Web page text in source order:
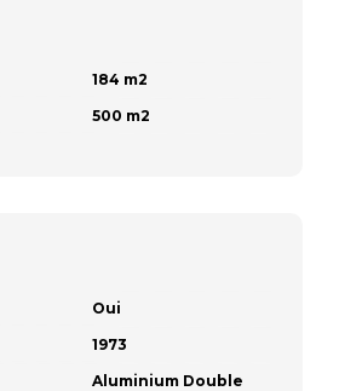
184 m2
500 m2
Oui
1973
Aluminium Double